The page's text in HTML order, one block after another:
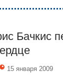
Бачкис
15 января 2009